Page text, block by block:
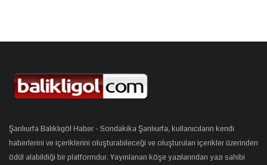
Şanlıurfa Balıklıgöl Haber - Sondakika Şanlıurfa, kullanıcıların kendi
haberlerini ve içeriklerini oluşturabileceği ve oluşturulan içerikler üzerinden
ödül alabildiği bir platformdur. Yayınlanan köşe yazılarından yazı sahibi